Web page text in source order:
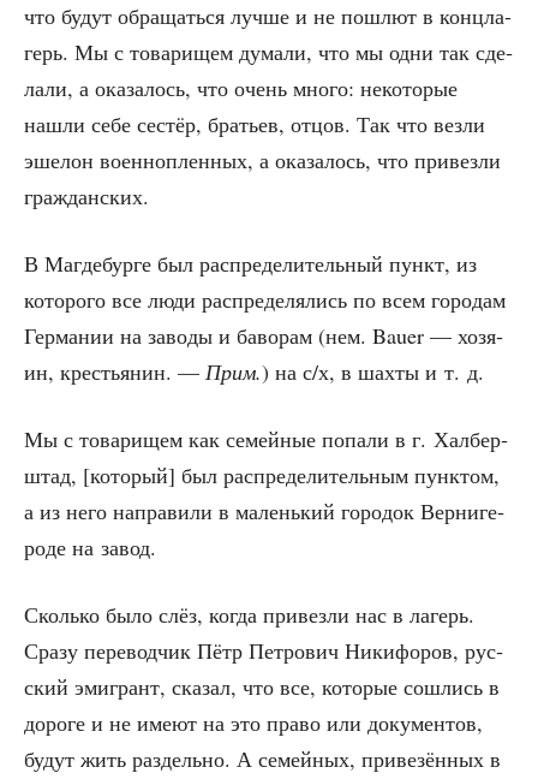
что будут обра­щать­ся луч­ше и не пошлют в конц­ла­
герь. Мы с това­ри­щем дума­ли, что мы одни так сде­
ла­ли, а ока­за­лось, что очень мно­го: неко­то­рые
нашли себе сестёр, бра­тьев, отцов. Так что вез­ли
эше­лон воен­но­плен­ных, а ока­за­лось, что при­вез­ли
гражданских.
В Маг­де­бур­ге был рас­пре­де­ли­тель­ный пункт, из
кото­ро­го все люди рас­пре­де­ля­лись по всем горо­дам
Гер­ма­нии на заво­ды и баво­рам (нем. Bauer — хозя­
ин, кре­стья­нин. — Прим.) на с/х, в шах­ты и т. д.
Мы с това­ри­щем как семей­ные попа­ли в г. Хал­бер­
штад, [кото­рый] был рас­пре­де­ли­тель­ным пунк­том,
а из него напра­ви­ли в малень­кий горо­док Вер­ни­ге­
ро­де на завод.
Сколь­ко было слёз, когда при­вез­ли нас в лагерь.
Сра­зу пере­вод­чик Пётр Пет­ро­вич Ники­фо­ров, рус­
ский эми­грант, ска­зал, что все, кото­рые сошлись в
доро­ге и не име­ют на это пра­во или доку­мен­тов,
будут жить раз­дель­но. А семей­ных, при­ве­зён­ных в